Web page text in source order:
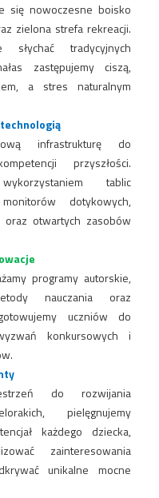
się nowoczesne boisko
zielona strefa rekreacji.
tradycyjnych
zastępujemy ciszą,
a stres naturalnym
infrastrukturę do
przyszłości.
tablic
dotykowych,
oraz otwartych zasobów
programy autorskie,
nauczania oraz
uczniów do
konkursowych i
do rozwijania
pielęgnujemy
każdego dziecka,
zainteresowania
unikalne mocne